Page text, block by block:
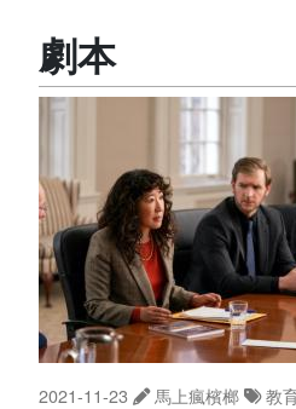
劇本
2021-11-23 馬上瘋檳榔 教